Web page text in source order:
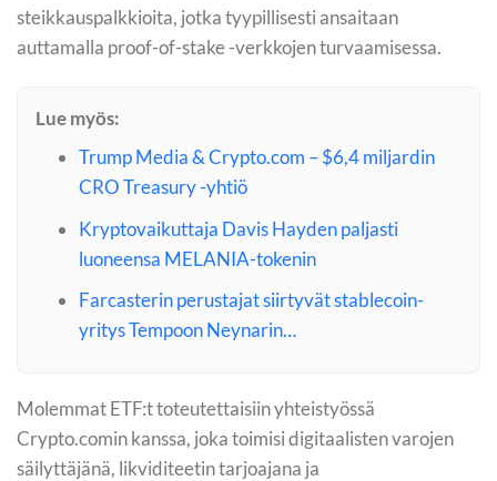
steikkauspalkkioita, jotka tyypillisesti ansaitaan
auttamalla proof-of-stake -verkkojen turvaamisessa.
Lue myös:
Trump Media & Crypto.com – $6,4 miljardin
CRO Treasury -yhtiö
Kryptovaikuttaja Davis Hayden paljasti
luoneensa MELANIA-tokenin
Farcasterin perustajat siirtyvät stablecoin-
yritys Tempoon Neynarin…
Molemmat ETF:t toteutettaisiin yhteistyössä
Crypto.comin kanssa, joka toimisi digitaalisten varojen
säilyttäjänä, likviditeetin tarjoajana ja